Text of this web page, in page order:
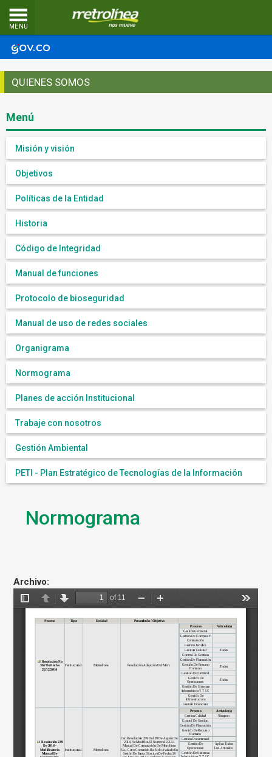
MENU
QUIENES SOMOS
Menú
Misión y visión
Objetivos
Políticas de la Entidad
Historia
Código de Integridad
Manual de funciones
Protocolo de bioseguridad
Manual de uso de redes sociales
Organigrama
Normograma
Planes de acción Institucional
Trabaje con nosotros
Gestión Ambiental
PETI - Plan Estratégico de Tecnologías de la Información
Normograma
Archivo: